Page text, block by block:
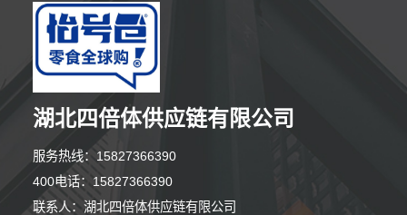
湖北四倍体供应链有限公司
服务热线：15827366390
400电话：15827366390
联系人：湖北四倍体供应链有限公司